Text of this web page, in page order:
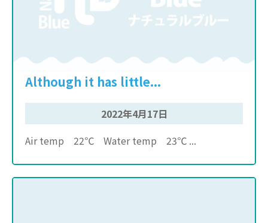
Although it has little...
2022年4月17日
Air temp 22℃ Water temp 23℃ ...